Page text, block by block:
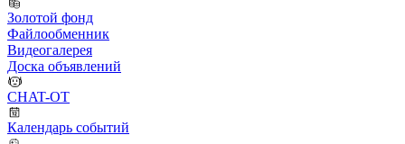
Золотой фонд
Файлообменник
Видеогалерея
Доска объявлений
CHAT-OT
Календарь событий